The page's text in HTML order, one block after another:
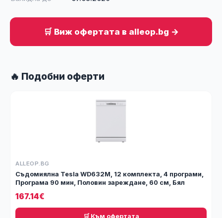
🛒 Виж офертата в alleop.bg →
🔥 Подобни оферти
ALLEOP.BG
Съдомиялна Tesla WD632M, 12 комплекта, 4 програми,
Програма 90 мин, Половин зареждане, 60 см, Бял
167.14€
🛒 Към офертата